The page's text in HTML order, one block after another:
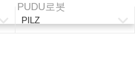
PUDU로봇
PILZ